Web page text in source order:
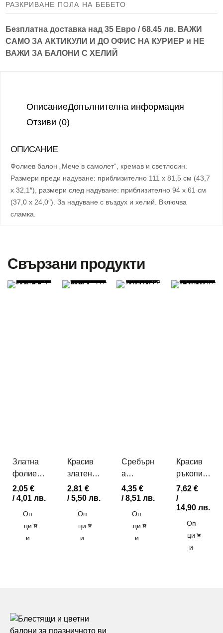
РАЗКРИВАНЕ ПОЛА НА БЕБЕТО
Безплатна доставка над35 Евро / 68.45 лв. ВАЖИ
САМО ЗА АКТИКУЛИ И ДО ОФИС НА КУРИЕР и НЕ
ВАЖИ ЗА БАЛОНИ С ХЕЛИЙ
ОписаниеДопълнителна информация
Отзиви (0)
ОПИСАНИЕ
Фолиев балон „Мече в самолет“, кремав и светлосин.
Размери преди надуване: приблизително 111 x 81,5 см (43,7
x 32,1″), размери след надуване: приблизително 94 x 61 см
(37,0 x 24,0″). За надуване с въздух и хелий. Включва
сламка.
Свързани продукти
Златна
фолиева
цифра
80см
2,05 €
/ 4,01 лв.
Оп
ци
и
Красив
златен
фолиев
надпис
LOVE
2,81 €
/ 5,50 лв.
Оп
ци
и
Сребърн
а
фолиева
цифра с
брокат
4,35 €
/ 8,51 лв.
Оп
ци
и
Красив
ръкопис
ен
фолиев
надпис
Happy
Birthday
7,62 €
/
14,90 лв.
Оп
ци
и